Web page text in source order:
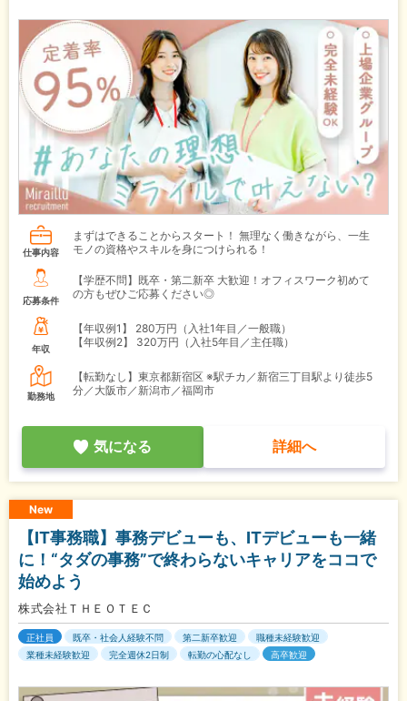
仕事内容
まずはできることからスタート！ 無理なく働きながら、一生
モノの資格やスキルを身につけられる！
応募条件
【学歴不問】既卒・第二新卒 大歓迎！オフィスワーク初めて
の方もぜひご応募ください◎
年収
【年収例1】
280万円（入社1年目／一般職）
【年収例2】
320万円（入社5年目／主任職）
勤務地
【転勤なし】東京都新宿区 ※駅チカ／新宿三丁目駅より徒歩5
分／大阪市／新潟市／福岡市
気になる 詳細へ
New
【IT事務職】事務デビューも、ITデビューも一緒
に！“タダの事務”で終わらないキャリアをココで
始めよう
株式会社ＴＨＥＯＴＥＣ
正社員 既卒・社会人経験不問 第二新卒歓迎
職種未経験歓迎
業種未経験歓迎
完全週休2日制 転勤の心配なし 高卒歓迎